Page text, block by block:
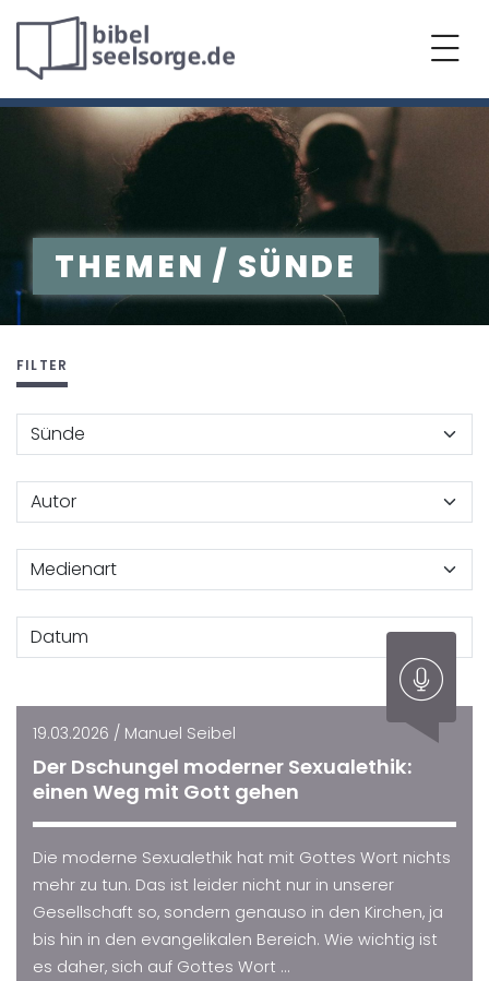
THEMEN / SÜNDE
FILTER
19.03.2026 / Manuel Seibel
Der Dschungel moderner Sexualethik:
einen Weg mit Gott gehen
Die moderne Sexualethik hat mit Gottes Wort nichts
mehr zu tun. Das ist leider nicht nur in unserer
Gesellschaft so, sondern genauso in den Kirchen, ja
bis hin in den evangelikalen Bereich. Wie wichtig ist
es daher, sich auf Gottes Wort ...